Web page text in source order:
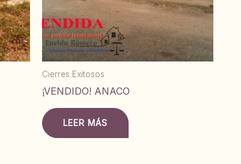
Cierres Exitosos
¡VENDIDO! ANACO
LEER MÁS